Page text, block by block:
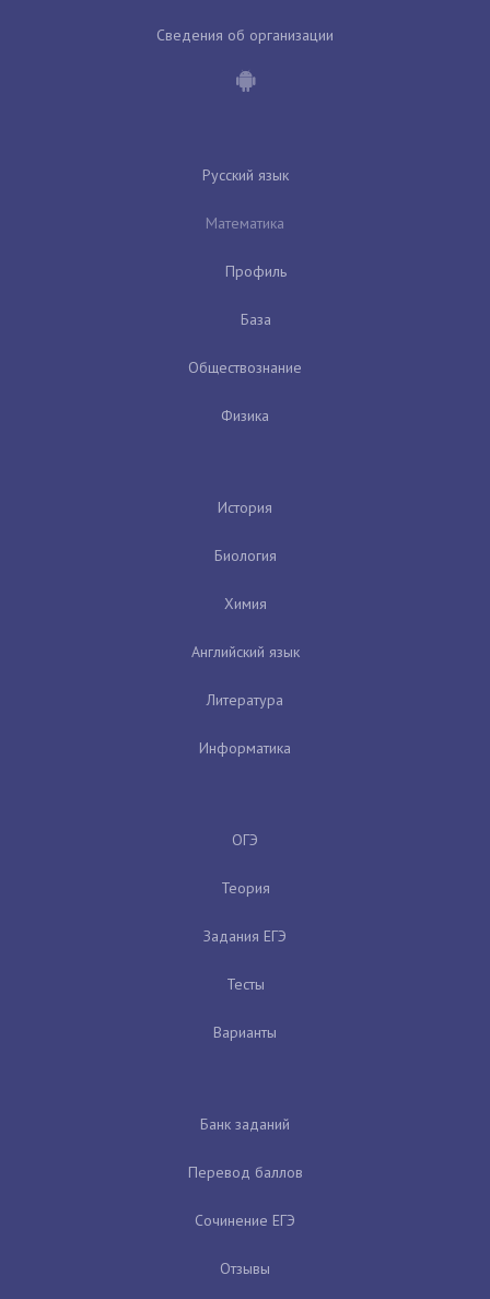
Сведения об организации
Русский язык
Математика
Профиль
База
Обществознание
Физика
История
Биология
Химия
Английский язык
Литература
Информатика
ОГЭ
Теория
Задания ЕГЭ
Тесты
Варианты
Банк заданий
Перевод баллов
Сочинение ЕГЭ
Отзывы